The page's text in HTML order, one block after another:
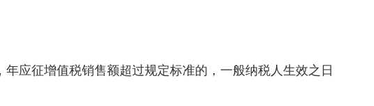
应征增值税销售额超过规定标准的，一般纳税人生效之日